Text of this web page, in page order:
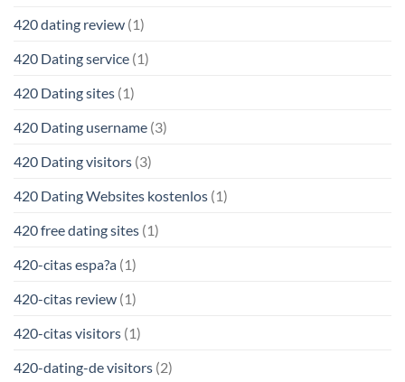
420 dating review (1)
420 Dating service (1)
420 Dating sites (1)
420 Dating username (3)
420 Dating visitors (3)
420 Dating Websites kostenlos (1)
420 free dating sites (1)
420-citas espa?a (1)
420-citas review (1)
420-citas visitors (1)
420-dating-de visitors (2)